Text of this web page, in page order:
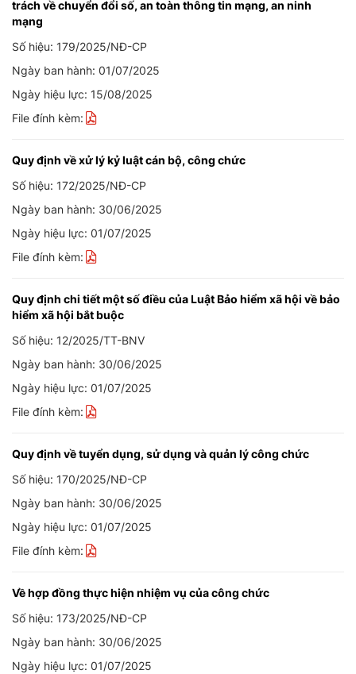
trách về chuyển đổi số, an toàn thông tin mạng, an ninh
mạng
Số hiệu: 179/2025/NĐ-CP
Ngày ban hành: 01/07/2025
Ngày hiệu lực: 15/08/2025
File đính kèm:
Quy định về xử lý kỷ luật cán bộ, công chức
Số hiệu: 172/2025/NĐ-CP
Ngày ban hành: 30/06/2025
Ngày hiệu lực: 01/07/2025
File đính kèm:
Quy định chi tiết một số điều của Luật Bảo hiểm xã hội về bảo
hiểm xã hội bắt buộc
Số hiệu: 12/2025/TT-BNV
Ngày ban hành: 30/06/2025
Ngày hiệu lực: 01/07/2025
File đính kèm:
Quy định về tuyển dụng, sử dụng và quản lý công chức
Số hiệu: 170/2025/NĐ-CP
Ngày ban hành: 30/06/2025
Ngày hiệu lực: 01/07/2025
File đính kèm:
Về hợp đồng thực hiện nhiệm vụ của công chức
Số hiệu: 173/2025/NĐ-CP
Ngày ban hành: 30/06/2025
Ngày hiệu lực: 01/07/2025